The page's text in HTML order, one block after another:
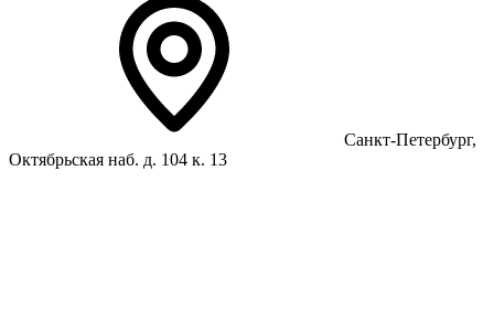
Санкт-Петербург,
Октябрьская наб. д. 104 к. 13